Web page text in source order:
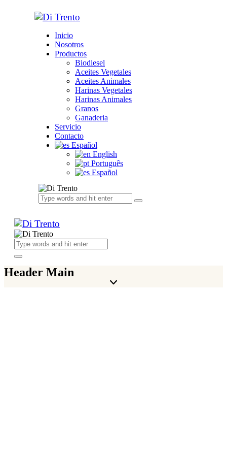
Inicio
Nosotros
Productos
Biodiesel
Aceites Vegetales
Aceites Animales
Harinas Vegetales
Harinas Animales
Granos
Ganaderia
Servicio
Contacto
Español
English
Português
Español
Header Main